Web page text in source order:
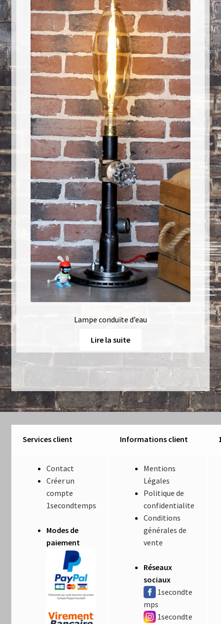
Lampe conduite d’eau
Lire la suite
Services client Informations client
Contact
Créer un
compte
1secondtemps
Modes de
paiement
Mentions
Légales
Politique de
confidentialite
Conditions
générales de
vente
Réseaux
sociaux
1secondte
mps
1secondte